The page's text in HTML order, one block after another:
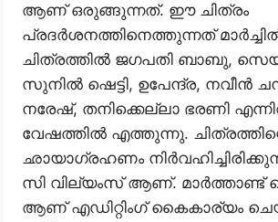
ആണ് ഒരുങ്ങുന്നത്. ഈ ചിത്രം
പ്രദർശനത്തിനെത്തുന്നത്
ചിത്രത്തിൽ ജഗപതി ബാബു,
സുനിൽ ഷെട്ടി, ഉപേന്ദ്ര, നവീൻ
നരേഷ്, തനിക്കെല്ലാ ഭരണി
വേഷത്തിൽ എത്തുന്നു.
ഛായാഗ്രഹണം
സി വില്യംസ് ആണ്. മാർത്താണ്ട്
ആണ് എഡിറ്റിംഗ് കൈകാര്യം